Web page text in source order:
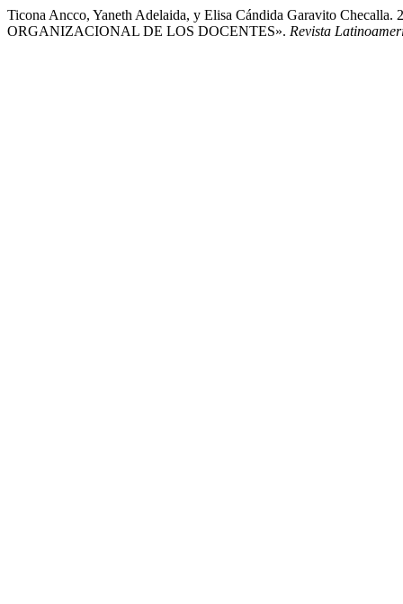
Ticona Ancco, Yaneth Adelaida, y Elisa Cándida Garavito
ORGANIZACIONAL DE LOS DOCENTES». Revista